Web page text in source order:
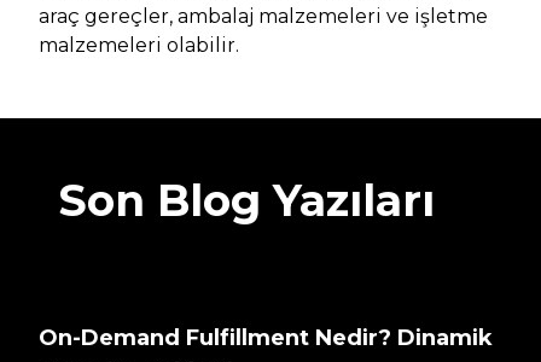
araç gereçler, ambalaj malzemeleri ve işletme
malzemeleri olabilir.
Son Blog Yazıları
On-Demand Fulfillment Nedir? Dinamik